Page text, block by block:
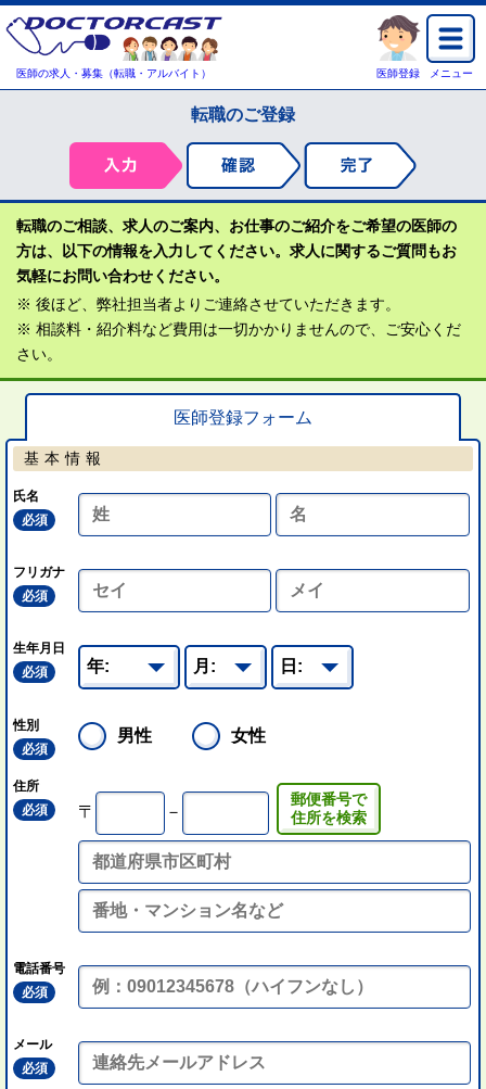
医師の求人・募集（転職・アルバイト） 医師登録 メニュー
転職のご登録
転職のご相談、求人のご案内、お仕事のご紹介をご希望の医師の
方は、以下の情報を入力してください。求人に関するご質問もお
気軽にお問い合わせください。
※ 後ほど、弊社担当者よりご連絡させていただきます。
※ 相談料・紹介料など費用は一切かかりませんので、ご安心くだ
さい。
医師登録フォーム
基本情報
氏名
必須
フリガナ
必須
生年月日
必須
性別
必須
男性 女性
住所
必須
〒 －
郵便番号で
住所を検索
電話番号
必須
メール
必須